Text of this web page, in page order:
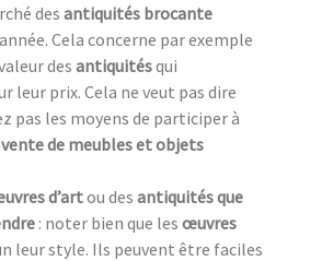
desantiquités brocante
Cela concerne par exemple
des antiquitésqui
leur prix. Cela ne veut pas dire
pas les moyens de participer à
vente de meubles et objets
d’artou des antiquités que
: noter bien que les œuvres
leur style. Ils peuvent être faciles